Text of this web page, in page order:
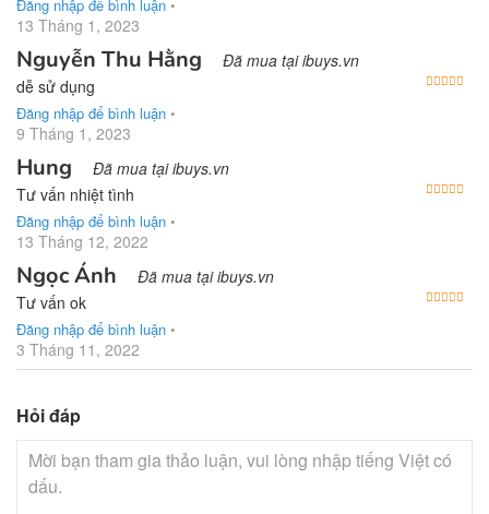
Đăng nhập để bình luận •
13 Tháng 1, 2023
Nguyễn Thu Hằng Đã mua tại ibuys.vn
dễ sử dụng
Đăng nhập để bình luận •
9 Tháng 1, 2023
Hung Đã mua tại ibuys.vn
Tư vấn nhiệt tình
Đăng nhập để bình luận •
13 Tháng 12, 2022
Ngọc Ánh Đã mua tại ibuys.vn
Tư vấn ok
Đăng nhập để bình luận •
3 Tháng 11, 2022
Hỏi đáp